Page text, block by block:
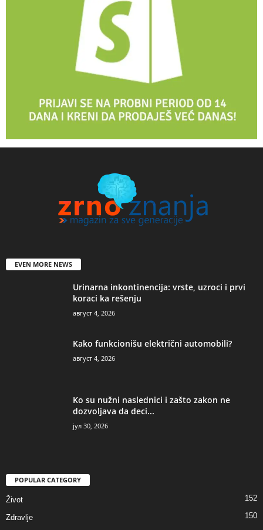
EVEN MORE NEWS
Urinarna inkontinencija: vrste, uzroci i prvi
koraci ka rešenju
август 4, 2026
Kako funkcionišu električni automobili?
август 4, 2026
Ko su nužni naslednici i zašto zakon ne
dozvoljava da deci...
јул 30, 2026
POPULAR CATEGORY
Život 152
Zdravlje
150